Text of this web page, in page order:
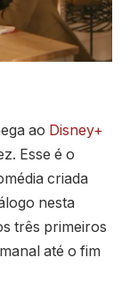
ao Disney+
Esse é o
criada
nesta
três primeiros
até o fim